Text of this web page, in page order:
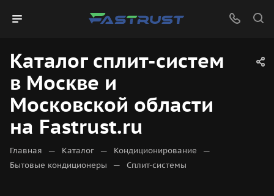
Каталог сплит-систем
в Москве и
Московской области
на Fastrust.ru
Главная — Каталог — Кондиционирование —
Бытовые кондиционеры — Сплит-системы